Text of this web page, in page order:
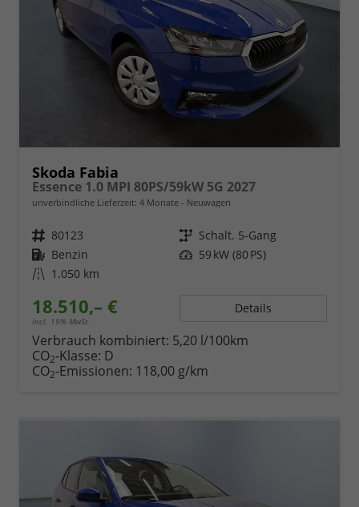
Skoda Fabia
Essence 1.0 MPI 80PS/59kW 5G 2027
unverbindliche Lieferzeit: 4 Monate Neuwagen
Fahrzeugnr. 80123 Getriebe Schalt. 5-Gang
Kraftstoff Benzin Leistung 59 kW (80 PS)
Kilometerstand 1.050 km
18.510,– €
incl. 19% MwSt.
Details
Verbrauch kombiniert: 5,20 l/100km
CO2-Klasse: D
CO2-Emissionen: 118,00 g/km